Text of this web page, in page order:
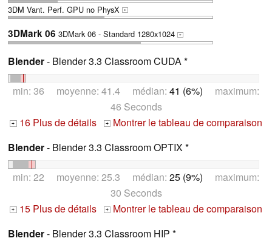
3DM Vant. Perf. GPU no PhysX +
3DMark 06 3DMark 06 - Standard 1280x1024 +
Blender- Blender 3.3 Classroom CUDA *
min: 36 moyenne: 41.4 médian: 41 (6%) maximum:
46 Seconds
+ 16 Plus de détails +
Montrer le tableau de comparaison
Blender- Blender 3.3 Classroom OPTIX *
min: 22 moyenne: 25.3 médian: 25 (9%) maximum:
30 Seconds
+ 15 Plus de détails +
Montrer le tableau de comparaison
Blender- Blender 3.3 Classroom HIP *